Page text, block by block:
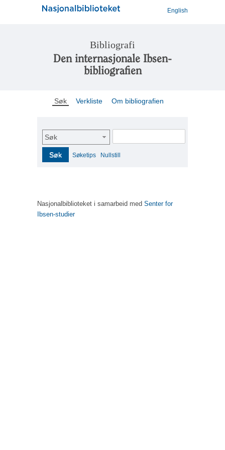
English
Bibliografi
Den internasjonale Ibsen-
bibliografien
Søk Verkliste Om bibliografien
Søk
Søk Søketips Nullstill
Nasjonalbiblioteket i samarbeid med Senter for
Ibsen-studier